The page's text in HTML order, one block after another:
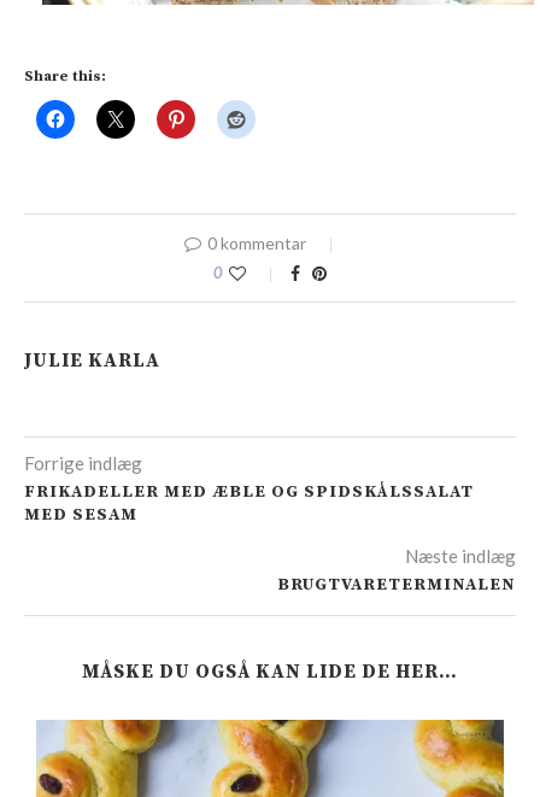
Share this:
0 kommentar
0
JULIE KARLA
Forrige indlæg
FRIKADELLER MED ÆBLE OG SPIDSKÅLSSALAT
MED SESAM
Næste indlæg
BRUGTVARETERMINALEN
MÅSKE DU OGSÅ KAN LIDE DE HER…